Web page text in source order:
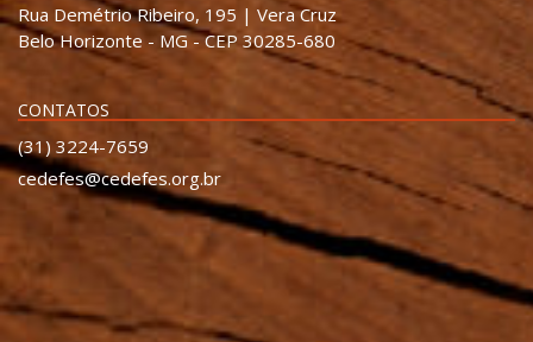
Rua Demétrio Ribeiro, 195 | Vera Cruz
Belo Horizonte - MG - CEP 30285-680
CONTATOS
(31) 3224-7659
cedefes@cedefes.org.br